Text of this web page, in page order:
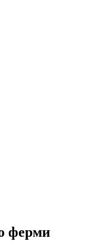
ферми